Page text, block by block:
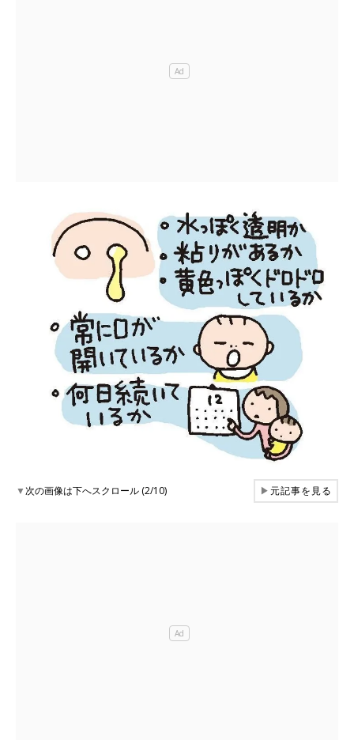
▼次の画像は下へスクロール (2/10) ▶元記事を見る